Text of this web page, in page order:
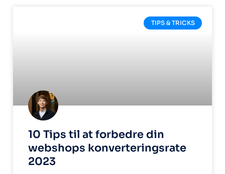
TIPS & TRICKS
10 Tips til at forbedre din
webshops konverteringsrate
2023